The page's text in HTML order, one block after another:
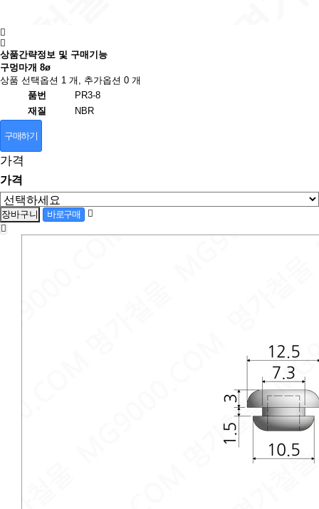
상품간략정보 및 구매기능
구멍마개 8ø
상품 선택옵션 1 개, 추가옵션 0 개
품번
PR3-8
재질
NBR
구매하기
가격
가격